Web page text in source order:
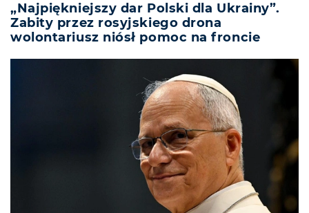
„Najpiękniejszy dar Polski dla Ukrainy”.
Zabity przez rosyjskiego drona
wolontariusz niósł pomoc na froncie